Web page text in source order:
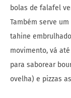
bolas de falafel
Também serve
tahine
movimento, vá
para saborear
ovelha) e pizzas